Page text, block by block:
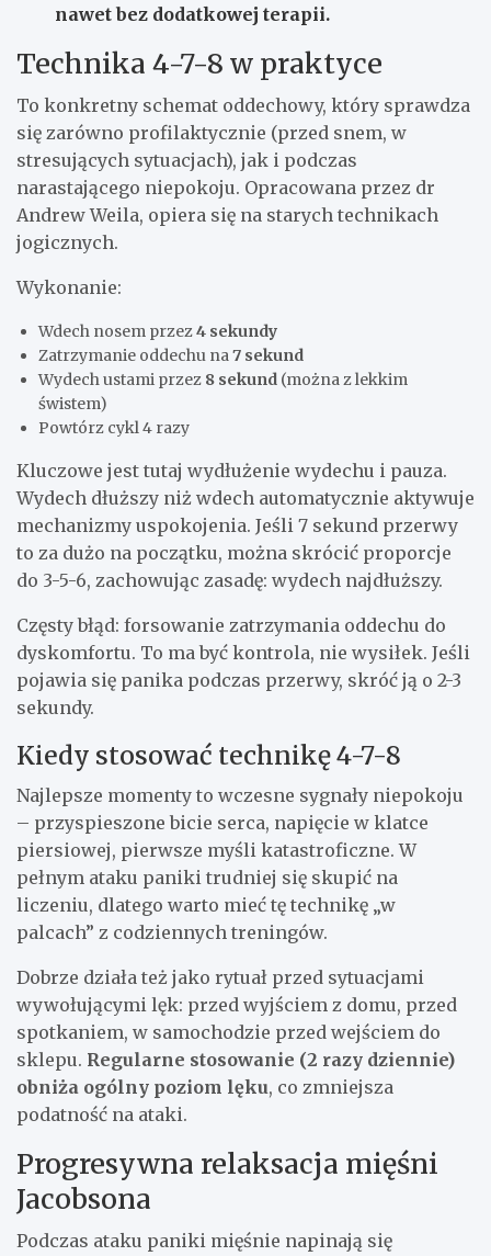
nawet bez dodatkowej terapii.
Technika 4-7-8 w praktyce
To konkretny schemat oddechowy, który sprawdza
się zarówno profilaktycznie (przed snem, w
stresujących sytuacjach), jak i podczas
narastającego niepokoju. Opracowana przez dr
Andrew Weila, opiera się na starych technikach
jogicznych.
Wykonanie:
Wdech nosem przez4 sekundy
Zatrzymanie oddechu na7 sekund
Wydech ustami przez 8 sekund (można z lekkim
świstem)
Powtórz cykl 4 razy
Kluczowe jest tutaj wydłużenie wydechu i pauza.
Wydech dłuższy niż wdech automatycznie aktywuje
mechanizmy uspokojenia. Jeśli 7 sekund przerwy
to za dużo na początku, można skrócić proporcje
do 3-5-6, zachowując zasadę: wydech najdłuższy.
Częsty błąd: forsowanie zatrzymania oddechu do
dyskomfortu. To ma być kontrola, nie wysiłek. Jeśli
pojawia się panika podczas przerwy, skróć ją o 2-3
sekundy.
Kiedy stosować technikę 4-7-8
Najlepsze momenty to wczesne sygnały niepokoju
– przyspieszone bicie serca, napięcie w klatce
piersiowej, pierwsze myśli katastroficzne. W
pełnym ataku paniki trudniej się skupić na
liczeniu, dlatego warto mieć tę technikę „w
palcach” z codziennych treningów.
Dobrze działa też jako rytuał przed sytuacjami
wywołującymi lęk: przed wyjściem z domu, przed
spotkaniem, w samochodzie przed wejściem do
sklepu. Regularne stosowanie (2 razy dziennie)
obniża ogólny poziom lęku, co zmniejsza
podatność na ataki.
Progresywna relaksacja mięśni
Jacobsona
Podczas ataku paniki mięśnie napinają się